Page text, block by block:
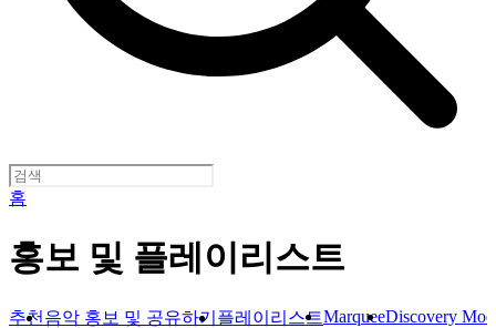
홈
홍보 및 플레이리스트
추천 음악 홍보 및 공유하기 플레이리스트MarqueeDiscovery